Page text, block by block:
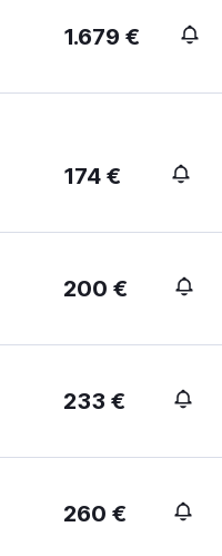
1.679 €
174 €
200 €
233 €
260 €